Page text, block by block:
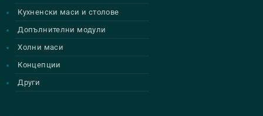
Кухненски маси и столове
Допълнителни модули
Холни маси
Концепции
Други